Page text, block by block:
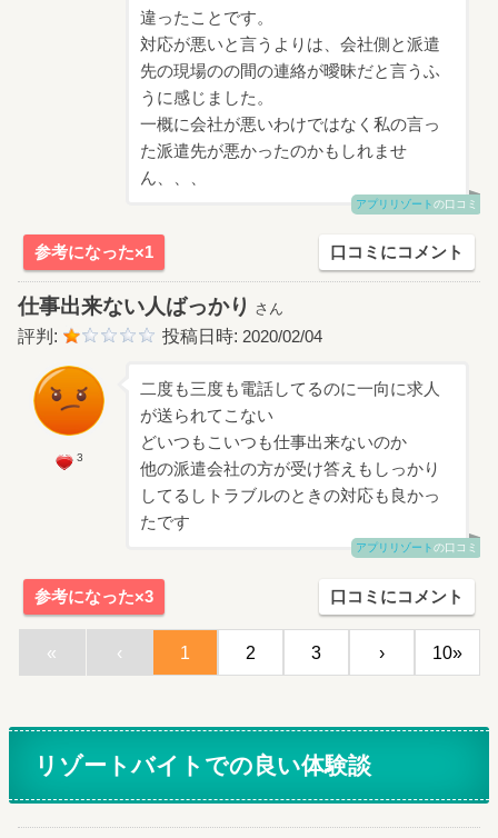
違ったことです。
対応が悪いと言うよりは、会社側と派遣
先の現場のの間の連絡が曖昧だと言うふ
うに感じました。
一概に会社が悪いわけではなく私の言っ
た派遣先が悪かったのかもしれませ
ん、、、
アプリリゾートの口コミ
参考になった×1 口コミにコメント
仕事出来ない人ばっかり さん
評判: 投稿日時: 2020/02/04
3
二度も三度も電話してるのに一向に求人
が送られてこない
どいつもこいつも仕事出来ないのか
他の派遣会社の方が受け答えもしっかり
してるしトラブルのときの対応も良かっ
たです
アプリリゾートの口コミ
参考になった×3 口コミにコメント
« ‹ 1 2 3 › 10»
リゾートバイトでの良い体験談